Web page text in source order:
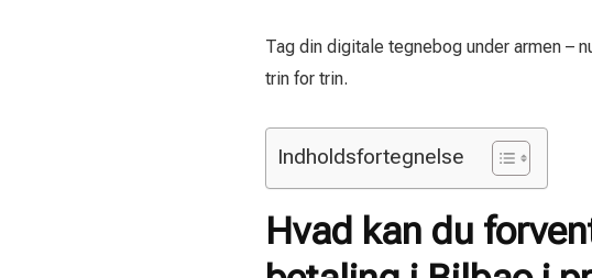
Tag din digitale tegnebog under armen –
trin for trin.
Indholdsfortegnelse
Hvad kan du